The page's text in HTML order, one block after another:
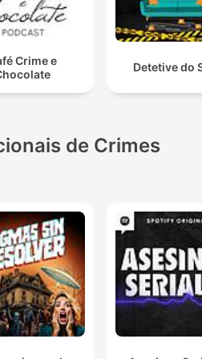
Crime e
Detetive do
de Crimes